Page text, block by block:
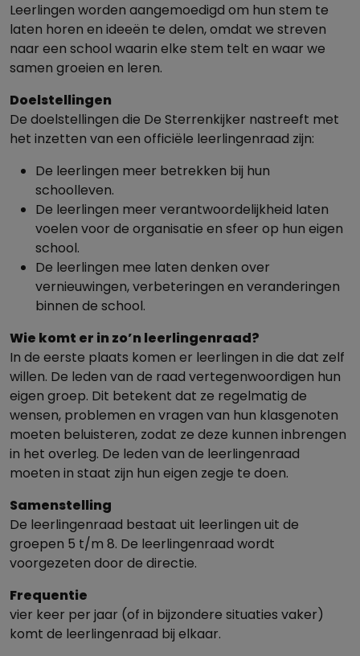
Leerlingen worden aangemoedigd om hun stem te
laten horen en ideeën te delen, omdat we streven
naar een school waarin elke stem telt en waar we
samen groeien en leren.
Doelstellingen
De doelstellingen die De Sterrenkijker nastreeft met
het inzetten van een officiële leerlingenraad zijn:
De leerlingen meer betrekken bij hun
schoolleven.
De leerlingen meer verantwoordelijkheid laten
voelen voor de organisatie en sfeer op hun eigen
school.
De leerlingen mee laten denken over
vernieuwingen, verbeteringen en veranderingen
binnen de school.
Wie komt er in zo’n leerlingenraad?
In de eerste plaats komen er leerlingen in die dat zelf
willen. De leden van de raad vertegenwoordigen hun
eigen groep. Dit betekent dat ze regelmatig de
wensen, problemen en vragen van hun klasgenoten
moeten beluisteren, zodat ze deze kunnen inbrengen
in het overleg. De leden van de leerlingenraad
moeten in staat zijn hun eigen zegje te doen.
Samenstelling
De leerlingenraad bestaat uit leerlingen uit de
groepen 5 t/m 8. De leerlingenraad wordt
voorgezeten door de directie.
Frequentie
vier keer per jaar (of in bijzondere situaties vaker)
komt de leerlingenraad bij elkaar.